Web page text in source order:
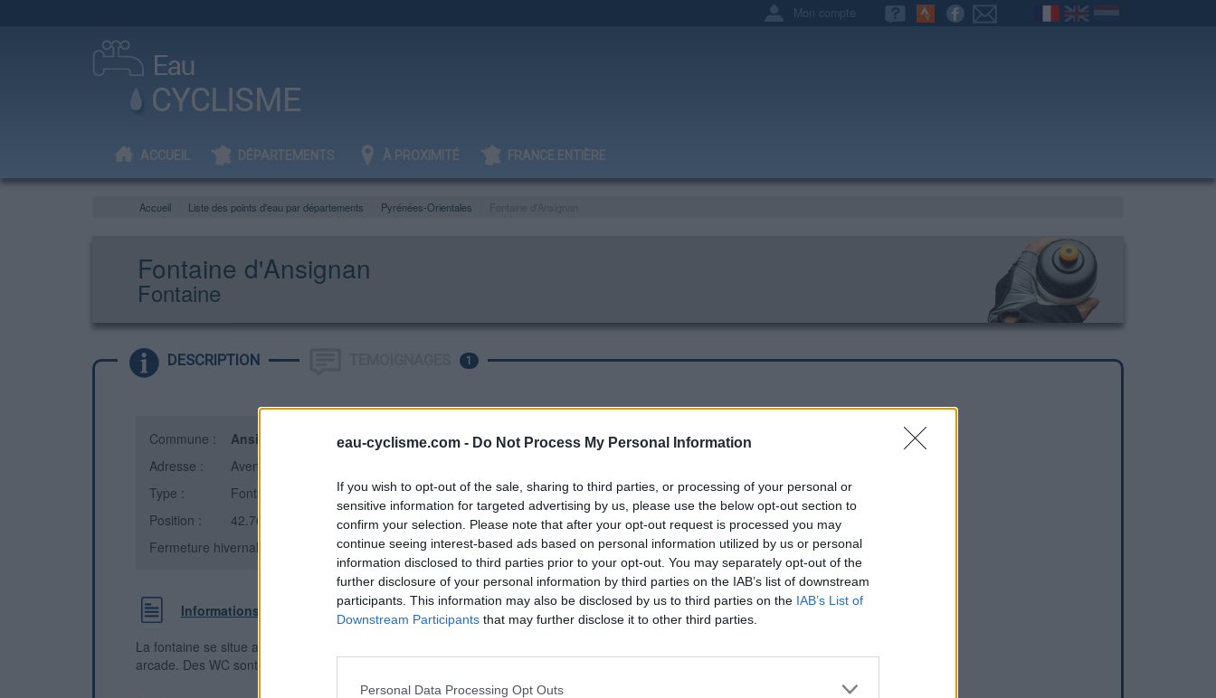
eau-cyclisme.com - Do Not Process My Personal Information
If you wish to opt-out of the sale, sharing to third parties, or processing of your personal or
sensitive information for targeted advertising by us, please use the below opt-out section to
confirm your selection. Please note that after your opt-out request is processed you may
continue seeing interest-based ads based on personal information utilized by us or personal
information disclosed to third parties prior to your opt-out. You may separately opt-out of the
further disclosure of your personal information by third parties on the IAB’s list of downstream
participants. This information may also be disclosed by us to third parties on the IAB’s List of
Downstream Participants that may further disclose it to other third parties.
Personal Data Processing Opt Outs
Mon compte
ACCUEIL DÉPARTEMENTS À PROXIMITÉ FRANCE ENTIÈRE
Accueil Liste des points d'eau par départements Pyrénées-Orientales
Fontaine d'Ansignan
Fontaine
DESCRIPTION 1
Commune : Ansignan
(Pyrénées-Orientales)
Adresse :
Avenue de l'Hôtel de Ville
Type :
Fontaine
Position :
42.760255°N, 2.516523°E
Fermeture hivernale : information inconnue
Informations complémentaires
La fontaine se situe au centre du village, face à l'école, bien visible sous une
arcade. Des WC sont également à disposition.
Afficher la carte